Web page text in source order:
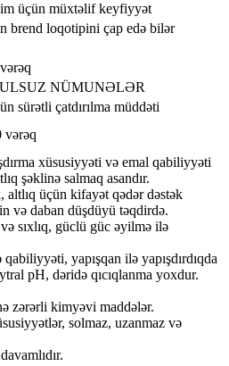
üçün müxtəlif keyfiyyət
brend loqotipini çap edə bilər
NÜMUNƏLƏR
sürətli çatdırılma müddəti
vərəq
xüsusiyyəti və emal qabiliyyəti
şəklinə salmaq asandır.
altlıq üçün kifayət qədər dəstək
və daban düşdüyü təqdirdə.
sıxlıq, güclü güc əyilmə ilə
qabiliyyəti, yapışqan ilə yapışdırdıqda
pH, dəridə qıcıqlanma yoxdur.
zərərli kimyəvi maddələr.
solmaz, uzanmaz və